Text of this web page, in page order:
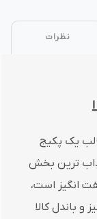
نظرات
یک پکیج
ترین بخش
انگیز است،
و باندل کالا